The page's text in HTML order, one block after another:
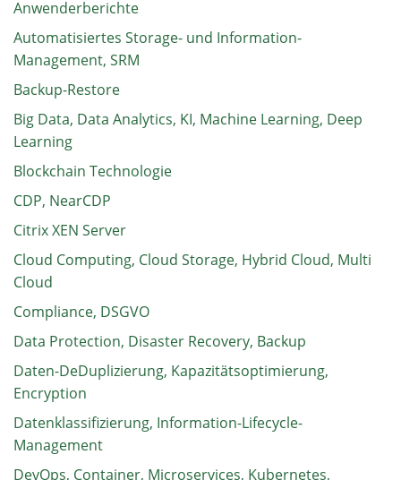
Anwenderberichte
Automatisiertes Storage- und Information-
Management, SRM
Backup-Restore
Big Data, Data Analytics, KI, Machine Learning, Deep
Learning
Blockchain Technologie
CDP, NearCDP
Citrix XEN Server
Cloud Computing, Cloud Storage, Hybrid Cloud, Multi
Cloud
Compliance, DSGVO
Data Protection, Disaster Recovery, Backup
Daten-DeDuplizierung, Kapazitätsoptimierung,
Encryption
Datenklassifizierung, Information-Lifecycle-
Management
DevOps, Container, Microservices, Kubernetes,